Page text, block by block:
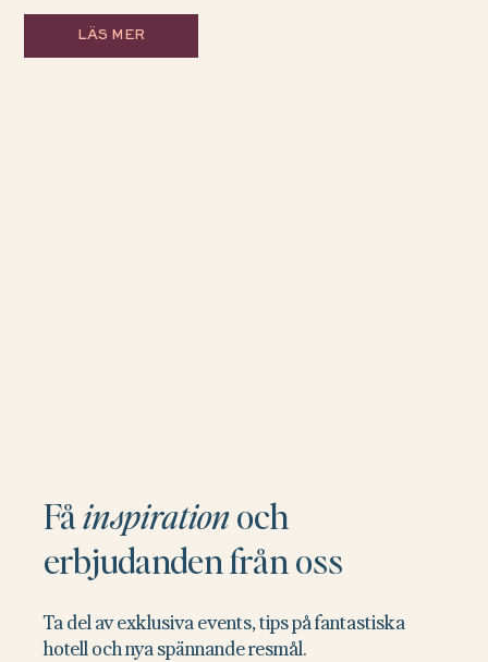
LÄS MER
Fåinspirationoch
erbjudanden från oss
Ta del av exklusiva events, tips på fantastiska
hotell och nya spännande resmål.